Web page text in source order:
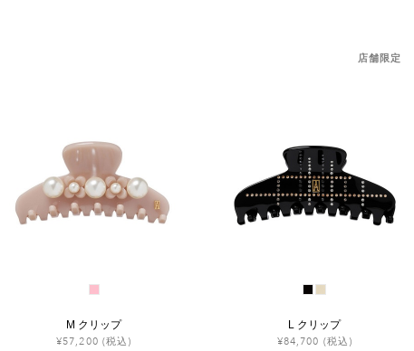
M クリップ
¥57,200 (税込)
店舗限定
L クリップ
¥84,700 (税込)